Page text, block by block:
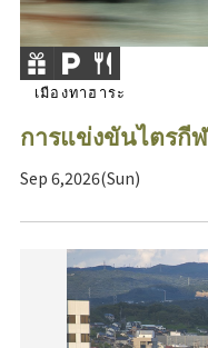
เมืองทาฮาระ
การแข่งขันไตรกี
Sep 6,2026(Sun)